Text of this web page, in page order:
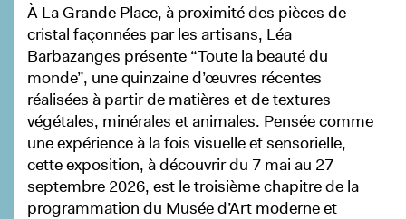
À La Grande Place, à proximité des pièces de
cristal façonnées par les artisans, Léa
Barbazanges présente “Toute la beauté du
monde”, une quinzaine d’œuvres récentes
réalisées à partir de matières et de textures
végétales, minérales et animales. Pensée comme
une expérience à la fois visuelle et sensorielle,
cette exposition, à découvrir du 7 mai au 27
septembre 2026, est le troisième chapitre de la
programmation du Musée d’Art moderne et